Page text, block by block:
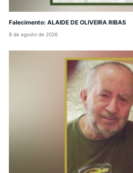
Falecimento: ALAIDE DE OLIVEIRA RIBAS
8 de agosto de 2026